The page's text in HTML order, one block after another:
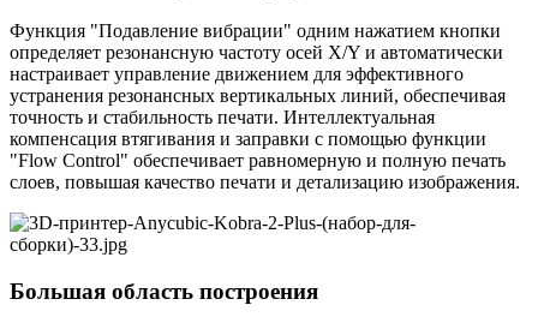
Функция "Подавление вибрации" одним нажатием кнопки
определяет резонансную частоту осей X/Y и автоматически
настраивает управление движением для эффективного
устранения резонансных вертикальных линий, обеспечивая
точность и стабильность печати. Интеллектуальная
компенсация втягивания и заправки с помощью функции
"Flow Control" обеспечивает равномерную и полную печать
слоев, повышая качество печати и детализацию изображения.
Большая область построения